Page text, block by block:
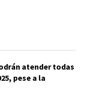
atender todas
pese a la